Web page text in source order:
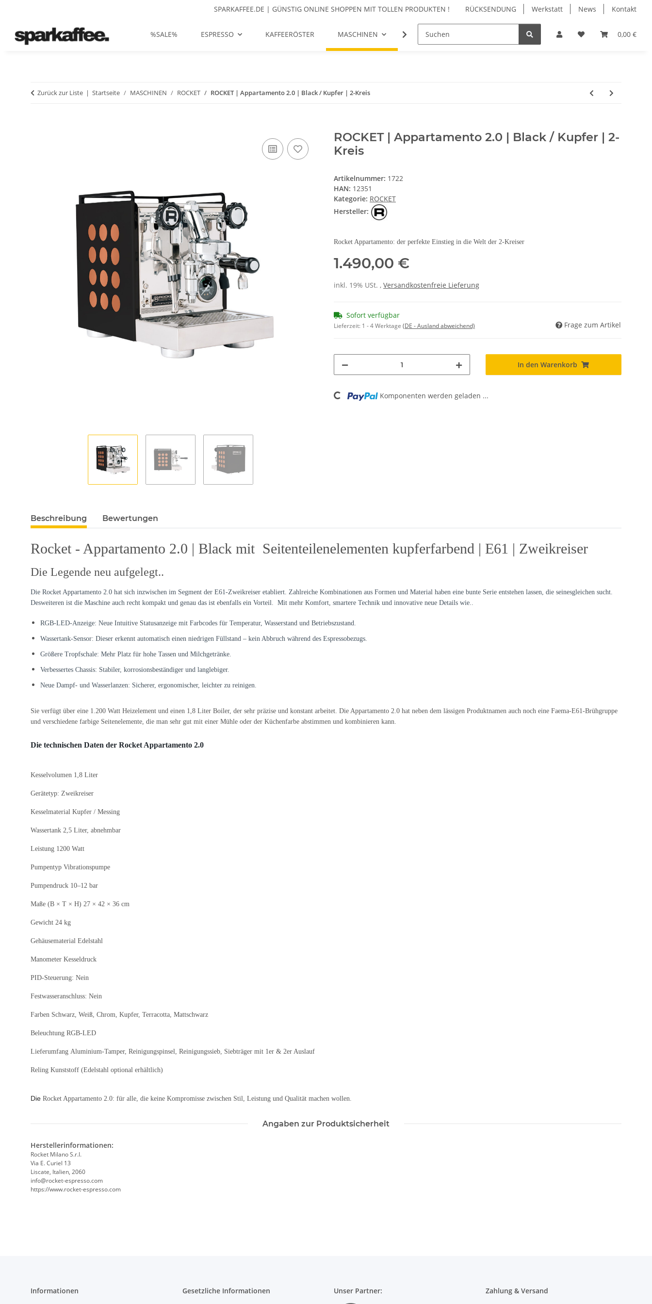
RÜCKSENDUNG Werkstatt News Kontakt
SPARKAFFEE.DE | GÜNSTIG ONLINE SHOPPEN MIT TOLLEN PRODUKTEN !
0,00 €
%SALE% ESPRESSO KAFFEERÖSTER MASCHINEN MÜHLEN ZUBEHÖR WARTUNG |
Zurück zur Liste Startseite MASCHINEN ROCKET ROCKET | Appartamento 2.0 | Black / Kupfer | 2-Kreis
ROCKET | Appartamento 2.0 | Black / Kupfer | 2-
Kreis
Artikelnummer: 1722
HAN: 12351
Kategorie: ROCKET
Hersteller:
Rocket Appartamento: der perfekte Einstieg in die Welt der 2-Kreiser
1.490,00 €
inkl. 19% USt. , Versandkostenfreie Lieferung
Sofort verfügbar
Lieferzeit: 1 - 4 Werktage (DE - Ausland abweichend) Frage zum Artikel
In den Warenkorb
Loading... Komponenten werden geladen ...
Beschreibung Bewertungen
Rocket - Appartamento 2.0 | Black mit Seitenteilenelementen kupferfarbend | E61 | Zweikreiser
Die Legende neu aufgelegt..
Die Rocket Appartamento 2.0 hat sich inzwischen im Segment der E61-Zweikreiser etabliert. Zahlreiche Kombinationen aus Formen und Material haben eine bunte Serie entstehen lassen, die seinesgleichen sucht.
Desweiteren ist die Maschine auch recht kompakt und genau das ist ebenfalls ein Vorteil. Mit mehr Komfort, smartere Technik und innovative neue Details wie..
RGB-LED-Anzeige: Neue Intuitive Statusanzeige mit Farbcodes für Temperatur, Wasserstand und Betriebszustand.
Wassertank-Sensor: Dieser erkennt automatisch einen niedrigen Füllstand – kein Abbruch während des Espressobezugs.
Größere Tropfschale: Mehr Platz für hohe Tassen und Milchgetränke.
Verbessertes Chassis: Stabiler, korrosionsbeständiger und langlebiger.
Neue Dampf- und Wasserlanzen: Sicherer, ergonomischer, leichter zu reinigen.
Sie verfügt über eine 1.200 Watt Heizelement und einen 1,8 Liter Boiler, der sehr präzise und konstant arbeitet. Die Appartamento 2.0 hat neben dem lässigen Produktnamen auch noch eine Faema-E61-Brühgruppe
und verschiedene farbige Seitenelemente, die man sehr gut mit einer Mühle oder der Küchenfarbe abstimmen und kombinieren kann.
Die technischen Daten der Rocket Appartamento 2.0
Kesselvolumen 1,8 Liter
Gerätetyp: Zweikreiser
Kesselmaterial Kupfer / Messing
Wassertank 2,5 Liter, abnehmbar
Leistung 1200 Watt
Pumpentyp Vibrationspumpe
Pumpendruck 10–12 bar
Maße (B × T × H) 27 × 42 × 36 cm
Gewicht 24 kg
Gehäusematerial Edelstahl
Manometer Kesseldruck
PID-Steuerung: Nein
Festwasseranschluss: Nein
Farben Schwarz, Weiß, Chrom, Kupfer, Terracotta, Mattschwarz
Beleuchtung RGB-LED
Lieferumfang Aluminium-Tamper, Reinigungspinsel, Reinigungssieb, Siebträger mit 1er & 2er Auslauf
Reling Kunststoff (Edelstahl optional erhältlich)
Die Rocket Appartamento 2.0: für alle, die keine Kompromisse zwischen Stil, Leistung und Qualität machen wollen.
Angaben zur Produktsicherheit
Herstellerinformationen:
Rocket Milano S.r.l.
Via E. Curiel 13
Liscate, Italien, 2060
info@rocket-espresso.com
https://www.rocket-espresso.com
Informationen Gesetzliche Informationen Unser Partner: Zahlung & Versand